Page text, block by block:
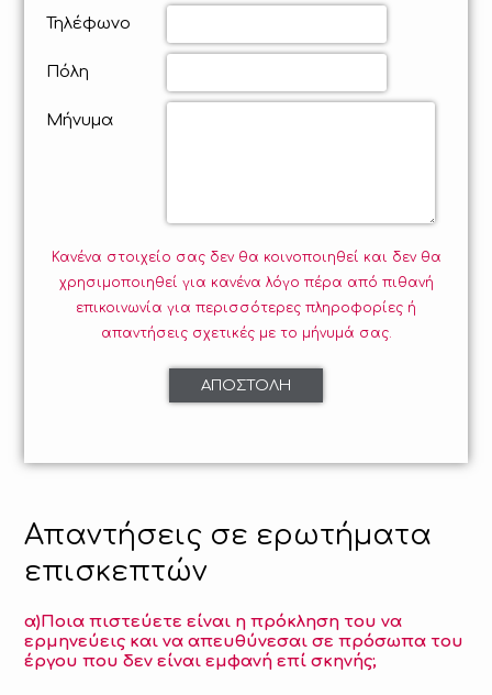
Τηλέφωνο
Πόλη
Μήνυμα
Κανένα στοιχείο σας δεν θα κοινοποιηθεί και δεν θα
χρησιμοποιηθεί για κανένα λόγο πέρα από πιθανή
επικοινωνία για περισσότερες πληροφορίες ή
απαντήσεις σχετικές με το μήνυμά σας.
Απαντήσεις σε ερωτήματα
επισκεπτών
α)Ποια πιστεύετε είναι η πρόκληση του να
ερμηνεύεις και να απευθύνεσαι σε πρόσωπα του
έργου που δεν είναι εμφανή επί σκηνής;